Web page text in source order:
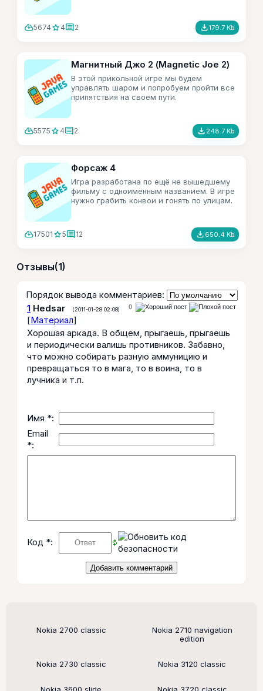
cloud_download5674 star 4comment2 file_download179.7 Kb
Магнитный Джо 2 (Magnetic Joe 2)
В этой прикольной игре мы будем
управлять шаром и попробуем пройти все
припятствия на своем пути.
cloud_download5575 star 4comment2 file_download 248.7 Kb
Форсаж 4
Игра разработана по ещё не вышедшему
фильму с одноимённым названием. В игре
нужно грабить конвои и гонять по улицам.
cloud_download17501 star5comment12 file_download 650.4 Kb
Отзывы(1)
Порядок вывода комментариев:
0
1 Hedsar (2011-01-28 02:08)
[Материал]
Хорошая аркада. В общем, прыгаешь, прыгаешь
и периодически валишь противников. Забавно,
что можно собирать разную аммуницию и
превращаться то в мага, то в воина, то в
лучника и т.п.
Имя *:
Email
*:
Код *:
Поддерживаемые модели
Nokia 2700 classic
Nokia 2710 navigation
edition
Nokia 2730 classic Nokia 3120 classic